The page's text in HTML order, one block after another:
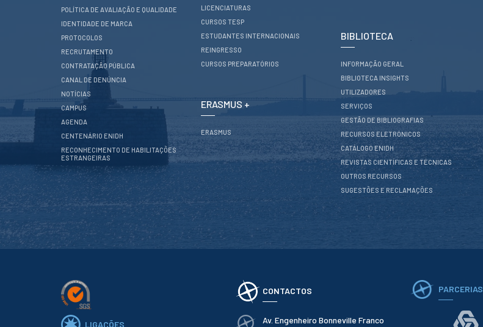
Utilizadores
bibliografias
Eletrónicos
Catálogo ENIDH
Revistas
Científicas e
Técnicas
Outros Recursos
Sugestões e
Reclamações
PROJETOS
Centros da ENIDH
Investigação e
Desenvolvimento
Financiamento
Pedagógicos
POLÍTICA DE AVALIAÇÃO E QUALIDADE
IDENTIDADE DE MARCA
PROTOCOLOS
RECRUTAMENTO
CONTRATAÇÃO PÚBLICA
CANAL DE DENÚNCIA
NOTÍCIAS
CAMPUS
AGENDA
CENTENÁRIO ENIDH
RECONHECIMENTO DE HABILITAÇÕES
ESTRANGEIRAS
LICENCIATURAS
CURSOS TESP
ESTUDANTES INTERNACIONAIS
REINGRESSO
CURSOS PREPARATÓRIOS
ERASMUS +
ERASMUS
BIBLIOTECA
INFORMAÇÃO GERAL
BIBLIOTECA INSIGHTS
UTILIZADORES
SERVIÇOS
GESTÃO DE BIBLIOGRAFIAS
RECURSOS ELETRÓNICOS
CATÁLOGO ENIDH
REVISTAS CIENTÍFICAS E TÉCNICAS
OUTROS RECURSOS
SUGESTÕES E RECLAMAÇÕES
LIGAÇÕES
CONTACTOS
Av. Engenheiro Bonneville Franco
PARCERIAS